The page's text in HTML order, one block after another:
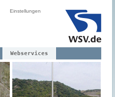
Einstellungen
Webservices